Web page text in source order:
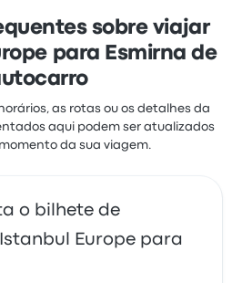
começam em 30 €sobre viajar
para Esmirna de
as rotas ou os detalhes da
aqui podem ser atualizados
da sua viagem.
o bilhete de
Europe para